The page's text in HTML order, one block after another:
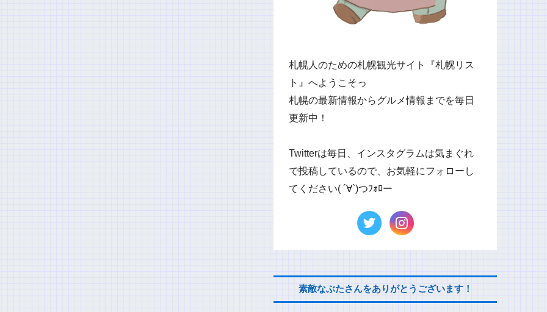
札幌人のための札幌観光サイト『札幌リス
ト』へようこそっ
札幌の最新情報からグルメ情報までを毎日
更新中！
Twitterは毎日、インスタグラムは気まぐれ
で投稿しているので、お気軽にフォローし
てください( ´∀`)つﾌｫﾛー
素敵なぶたさんをありがとうございます！